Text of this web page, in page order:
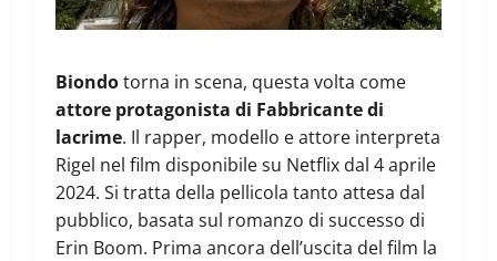
Biondotorna in scena, questa volta come
attore protagonista di Fabbricante di
lacrime. Il rapper, modello e attore interpreta
Rigel nel film disponibile su Netflix dal 4 aprile
2024. Si tratta della pellicola tanto attesa dal
pubblico, basata sul romanzo di successo di
Erin Boom. Prima ancora dell’uscita del film la